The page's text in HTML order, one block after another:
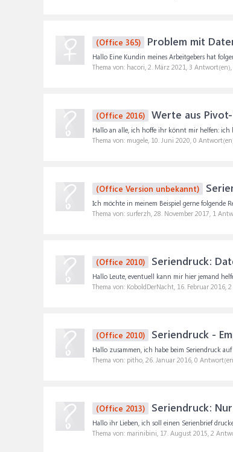
(Office 365) Problem mit
Hallo Eine Kundin meines Arbeitgebers hat
Thema von: hacori, 2. März 2021, 3
(Office 2016) Werte aus
Hallo an alle, ich hoffe ihr könnt mir helfen: ich
Thema von: mugele, 10. Juni 2020, 0
(Office Version unbekannt)
Ich möchte in meinem Beispiel gerne folgende
Thema von: surferzh, 28. November 2017, 1
(Office 2010) Seriendruck:
Hallo Leute, eventuell kann mir hier jemand
Thema von: KoboldDerNacht, 16. Februar 2016,
(Office 2010) Seriendruck -
Hallo zusammen, ich habe beim Seriendruck
Thema von: pitho, 26. Januar 2016, 0
(Office 2013) Seriendruck:
Hallo ihr Lieben, ich soll einen Serienbrief
Thema von: marinibini, 17. August 2015, 2